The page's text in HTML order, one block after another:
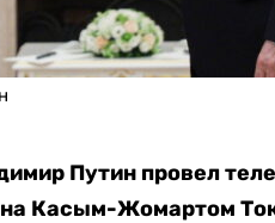
Путин провел
Касым-Жомартом